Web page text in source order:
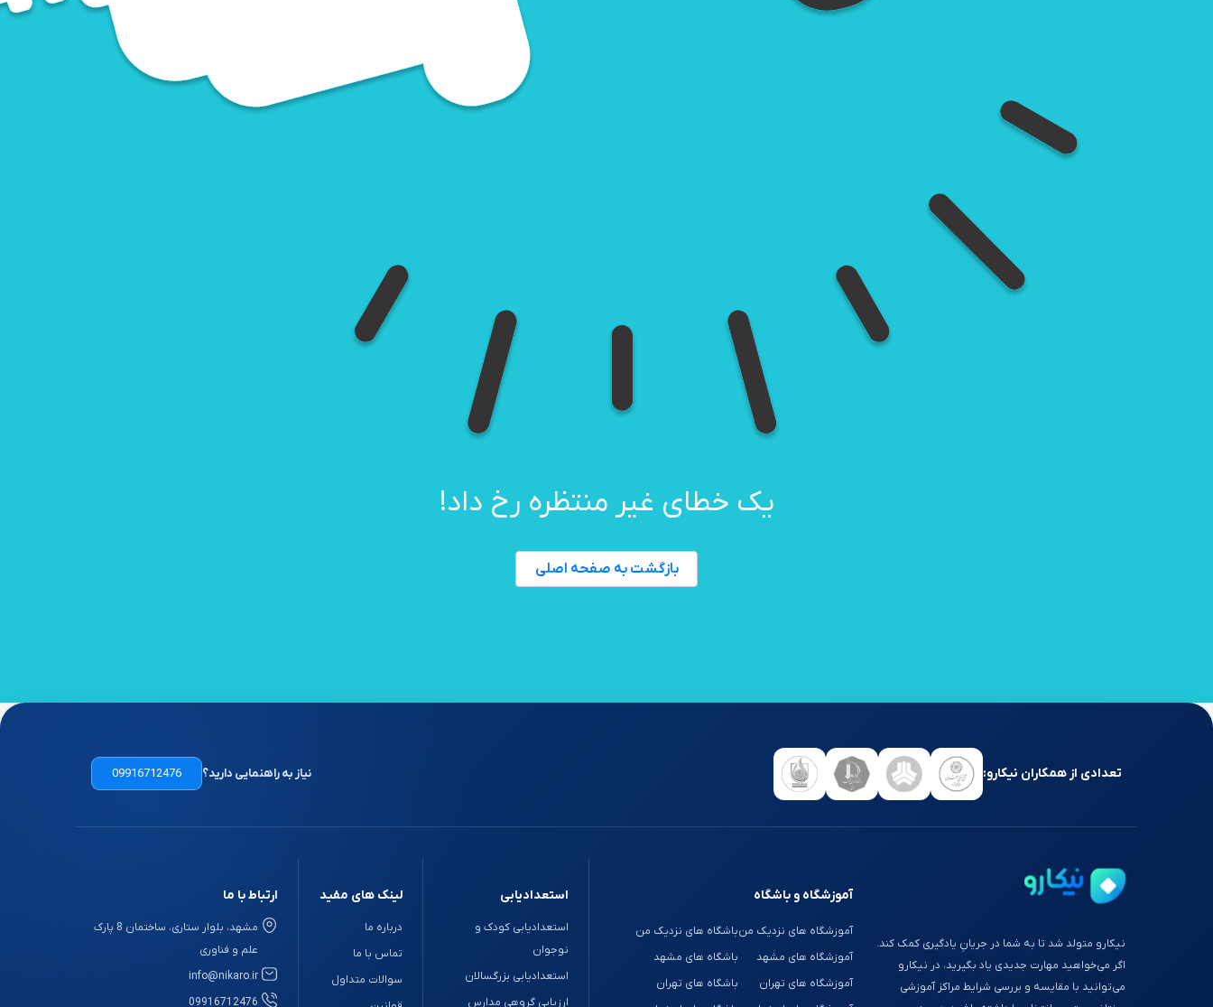
یک خطای غیر منتظره رخ داد!
بازگشت به صفحه اصلی
تعدادی از همکاران نیکارو: نیاز به راهنمایی دارید؟ 09916712476
نیکارو متولد شد تا به شما در جریانِ یادگیری کمک کند.
اگر می‌خواهید مهارت جدیدی یاد بگیرید، در نیکارو
می‌توانید با مقایسه و بررسی شرایط مراکز آموزشی
آموزشگاه و باشگاه
آموزشگاه های نزدیک من
آموزشگاه های مشهد
آموزشگاه های تهران
باشگاه های نزدیک من
باشگاه های مشهد
باشگاه های تهران
استعدادیابی
استعدادیابی کودک و
نوجوان
استعدادیابی بزرگسالان
ارزیابی گروهی مدارس
لینک های مفید
درباره ما
تماس با ما
سوالات متداول
ارتباط با ما
مشهد، بلوار ستاری، ساختمان 8 پارک
علم و فناوری
info@nikaro.ir
09916712476